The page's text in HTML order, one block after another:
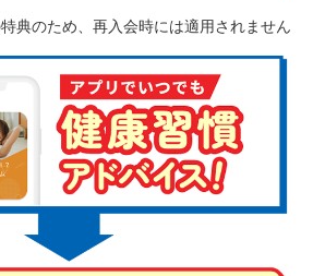
典のため、再入会時には適用されません